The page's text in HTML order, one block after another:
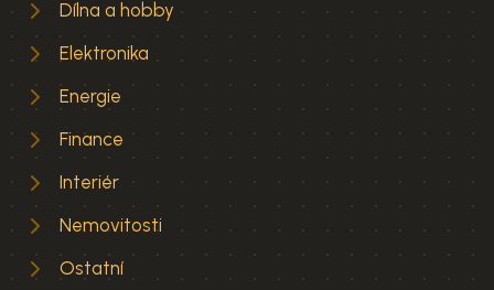
Dílna a hobby
Elektronika
Energie
Finance
Interiér
Nemovitosti
Ostatní